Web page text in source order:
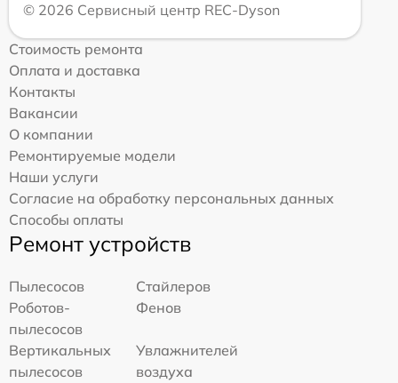
© 2026 Сервисный центр REC-Dyson
Стоимость ремонта
Оплата и доставка
Контакты
Вакансии
О компании
Ремонтируемые модели
Наши услуги
Согласие на обработку персональных данных
Способы оплаты
Ремонт устройств
Пылесосов
Стайлеров
Роботов-
пылесосов
Фенов
Вертикальных
пылесосов
Увлажнителей
воздуха